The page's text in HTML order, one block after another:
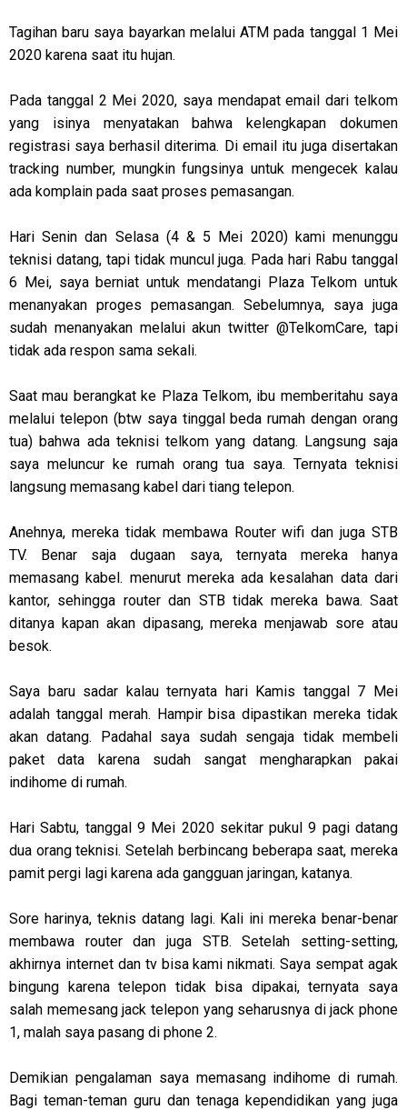
Tagihan baru saya bayarkan melalui ATM pada tanggal 1 Mei
2020 karena saat itu hujan.
Pada tanggal 2 Mei 2020, saya mendapat email dari telkom
yang isinya menyatakan bahwa kelengkapan dokumen
registrasi saya berhasil diterima. Di email itu juga disertakan
tracking number, mungkin fungsinya untuk mengecek kalau
ada komplain pada saat proses pemasangan.
Hari Senin dan Selasa (4 & 5 Mei 2020) kami menunggu
teknisi datang, tapi tidak muncul juga. Pada hari Rabu tanggal
6 Mei, saya berniat untuk mendatangi Plaza Telkom untuk
menanyakan proges pemasangan. Sebelumnya, saya juga
sudah menanyakan melalui akun twitter @TelkomCare, tapi
tidak ada respon sama sekali.
Saat mau berangkat ke Plaza Telkom, ibu memberitahu saya
melalui telepon (btw saya tinggal beda rumah dengan orang
tua) bahwa ada teknisi telkom yang datang. Langsung saja
saya meluncur ke rumah orang tua saya. Ternyata teknisi
langsung memasang kabel dari tiang telepon.
Anehnya, mereka tidak membawa Router wifi dan juga STB
TV. Benar saja dugaan saya, ternyata mereka hanya
memasang kabel. menurut mereka ada kesalahan data dari
kantor, sehingga router dan STB tidak mereka bawa. Saat
ditanya kapan akan dipasang, mereka menjawab sore atau
besok.
Saya baru sadar kalau ternyata hari Kamis tanggal 7 Mei
adalah tanggal merah. Hampir bisa dipastikan mereka tidak
akan datang. Padahal saya sudah sengaja tidak membeli
paket data karena sudah sangat mengharapkan pakai
indihome di rumah.
Hari Sabtu, tanggal 9 Mei 2020 sekitar pukul 9 pagi datang
dua orang teknisi. Setelah berbincang beberapa saat, mereka
pamit pergi lagi karena ada gangguan jaringan, katanya.
Sore harinya, teknis datang lagi. Kali ini mereka benar-benar
membawa router dan juga STB. Setelah setting-setting,
akhirnya internet dan tv bisa kami nikmati. Saya sempat agak
bingung karena telepon tidak bisa dipakai, ternyata saya
salah memesang jack telepon yang seharusnya di jack phone
1, malah saya pasang di phone 2.
Demikian pengalaman saya memasang indihome di rumah.
Bagi teman-teman guru dan tenaga kependidikan yang juga